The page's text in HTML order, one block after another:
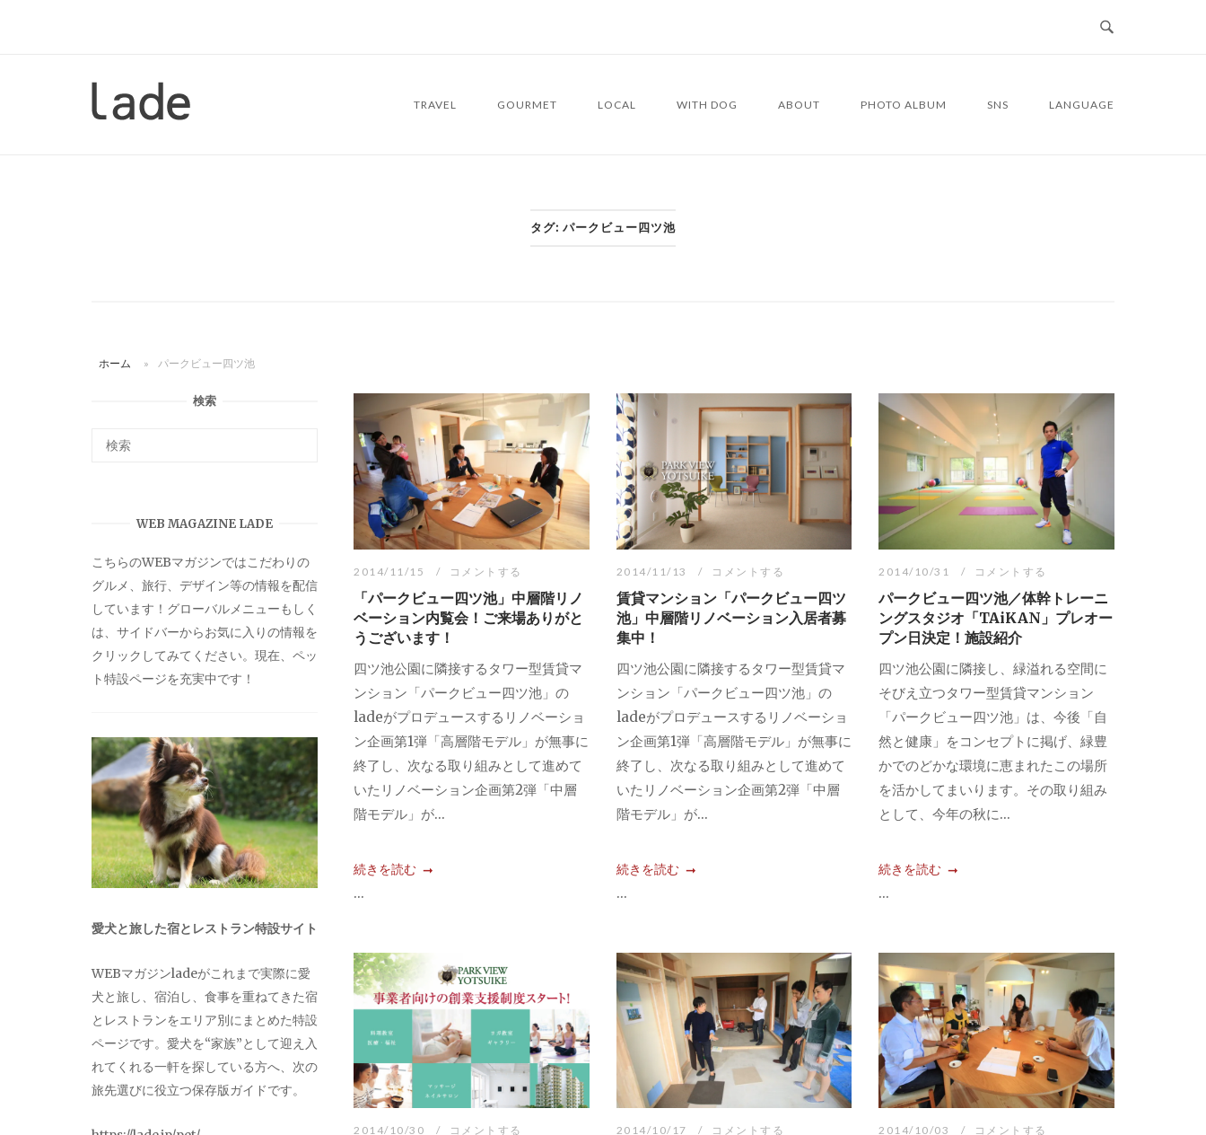
ー
TRAVEL GOURMET LOCAL WITH DOG ABOUT PHOTO ALBUM SNS LANGUAGE
タグ: パークビュー四ツ池
ホーム » パークビュー四ツ池
2014/11/15 コメントする
「パークビュー四ツ池」中層階リノ
ベーション内覧会！ご来場ありがと
うございます！
四ツ池公園に隣接するタワー型賃貸マ
ンション「パークビュー四ツ池」の
ladeがプロデュースするリノベーショ
ン企画第1弾「高層階モデル」が無事に
終了し、次なる取り組みとして進めて
いたリノベーション企画第2弾「中層
階モデル」が...
続きを読む
...
2014/11/13 コメントする
賃貸マンション「パークビュー四ツ
池」中層階リノベーション入居者募
集中！
四ツ池公園に隣接するタワー型賃貸マ
ンション「パークビュー四ツ池」の
ladeがプロデュースするリノベーショ
ン企画第1弾「高層階モデル」が無事に
終了し、次なる取り組みとして進めて
いたリノベーション企画第2弾「中層
階モデル」が...
続きを読む
...
2014/10/31 コメントする
パークビュー四ツ池／体幹トレーニ
ングスタジオ「TAiKAN」プレオー
プン日決定！施設紹介
四ツ池公園に隣接し、緑溢れる空間に
そびえ立つタワー型賃貸マンション
「パークビュー四ツ池」は、今後「自
然と健康」をコンセプトに掲げ、緑豊
かでのどかな環境に恵まれたこの場所
を活かしてまいります。その取り組み
として、今年の秋に...
続きを読む
...
2014/10/30 コメントする 2014/10/17 コメントする 2014/10/03 コメントする
検索
WEB MAGAZINE LADE
こちらのWEBマガジンではこだわりの
グルメ、旅行、デザイン等の情報を配信
しています！グローバルメニューもしく
は、サイドバーからお気に入りの情報を
クリックしてみてください。現在、ペッ
ト特設ページを充実中です！
愛犬と旅した宿とレストラン特設サイト
WEBマガジンladeがこれまで実際に愛
犬と旅し、宿泊し、食事を重ねてきた宿
とレストランをエリア別にまとめた特設
ページです。愛犬を“家族”として迎え入
れてくれる一軒を探している方へ、次の
旅先選びに役立つ保存版ガイドです。